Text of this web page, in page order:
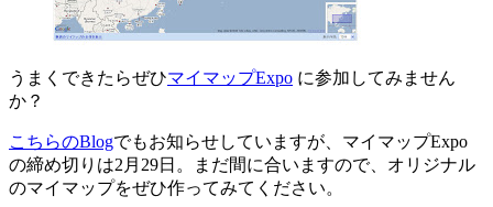
うまくできたらぜひマイマップExpo に参加してみません
か？
こちらのBlogでもお知らせしていますが、マイマップExpo
の締め切りは2月29日。まだ間に合いますので、オリジナル
のマイマップをぜひ作ってみてください。